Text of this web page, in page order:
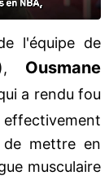
l'équipe de
Ousmane
a rendu fou
mettre en
musculaire